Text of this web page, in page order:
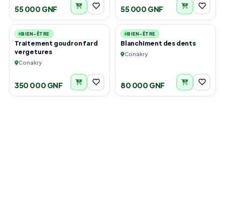
55 000 GNF 55 000 GNF
5
BIEN-ÊTRE
Traitement goudron fard
vergetures
Conakry
350 000 GNF
2
BIEN-ÊTRE
Blanchiment des dents
Conakry
80 000 GNF